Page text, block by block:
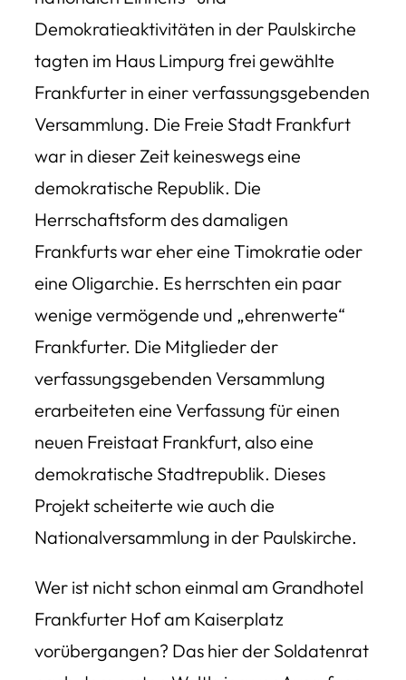
Demokratieaktivitäten in der Paulskirche
tagten im Haus Limpurg frei gewählte
Frankfurter in einer verfassungsgebenden
Versammlung. Die Freie Stadt Frankfurt
war in dieser Zeit keineswegs eine
demokratische Republik. Die
Herrschaftsform des damaligen
Frankfurts war eher eine Timokratie oder
eine Oligarchie. Es herrschten ein paar
wenige vermögende und „ehrenwerte“
Frankfurter. Die Mitglieder der
verfassungsgebenden Versammlung
erarbeiteten eine Verfassung für einen
neuen Freistaat Frankfurt, also eine
demokratische Stadtrepublik. Dieses
Projekt scheiterte wie auch die
Nationalversammlung in der Paulskirche.
Wer ist nicht schon einmal am Grandhotel
Frankfurter Hof am Kaiserplatz
vorübergangen? Das hier der Soldatenrat